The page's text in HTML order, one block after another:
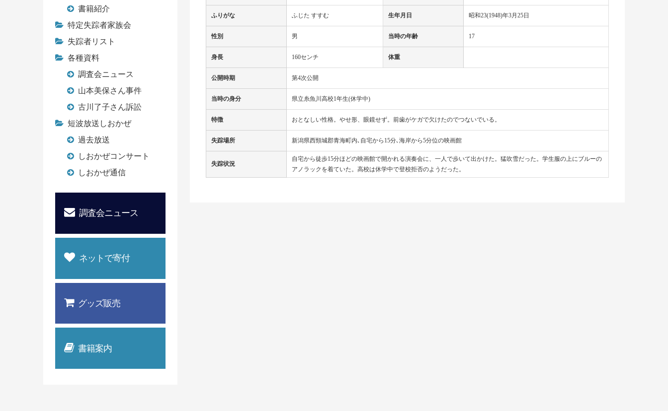
ふりがな ふじた すすむ 生年月日 昭和23(1948)年3月25日
性別 男 当時の年齢 17
身長 160センチ 体重
公開時期 第4次公開
当時の身分 県立糸魚川高校1年生(休学中)
特徴 おとなしい性格。やせ形、眼鏡せず。前歯がケガで欠けたのでつないでいる。
失踪場所 新潟県西頸城郡青海町内､自宅から15分､海岸から5分位の映画館
失踪状況
自宅から徒歩15分ほどの映画館で開かれる演奏会に、一人で歩いて出かけた。猛吹雪だった。学生服の上にブルーの
アノラックを着ていた。高校は休学中で登校拒否のようだった。
書籍紹介
特定失踪者家族会
失踪者リスト
各種資料
調査会ニュース
山本美保さん事件
古川了子さん訴訟
短波放送しおかぜ
過去放送
しおかぜコンサート
しおかぜ通信
調査会ニュース
ネットで寄付
グッズ販売
書籍案内